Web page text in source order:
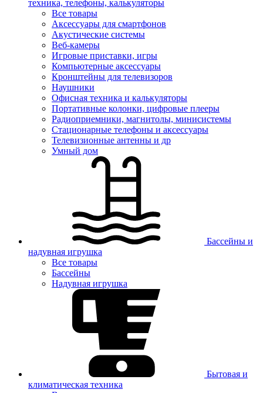
техника, телефоны, калькуляторы
Все товары
Аксессуары для смартфонов
Акустические системы
Веб-камеры
Игровые приставки, игры
Компьютерные аксессуары
Кронштейны для телевизоров
Наушники
Офисная техника и калькуляторы
Портативные колонки, цифровые плееры
Радиоприемники, магнитолы, минисистемы
Стационарные телефоны и аксессуары
Телевизионные антенны и др
Умный дом
Бассейны и
надувная игрушка
Все товары
Бассейны
Надувная игрушка
Бытовая и
климатическая техника